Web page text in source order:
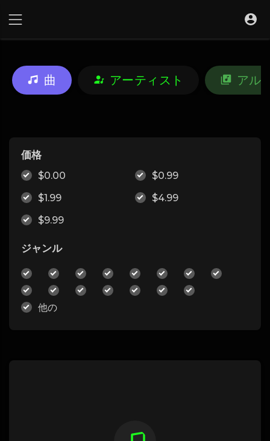
曲 アーティスト アル
価格
$0.00
$0.99
$1.99
$4.99
$9.99
ジャンル
他の